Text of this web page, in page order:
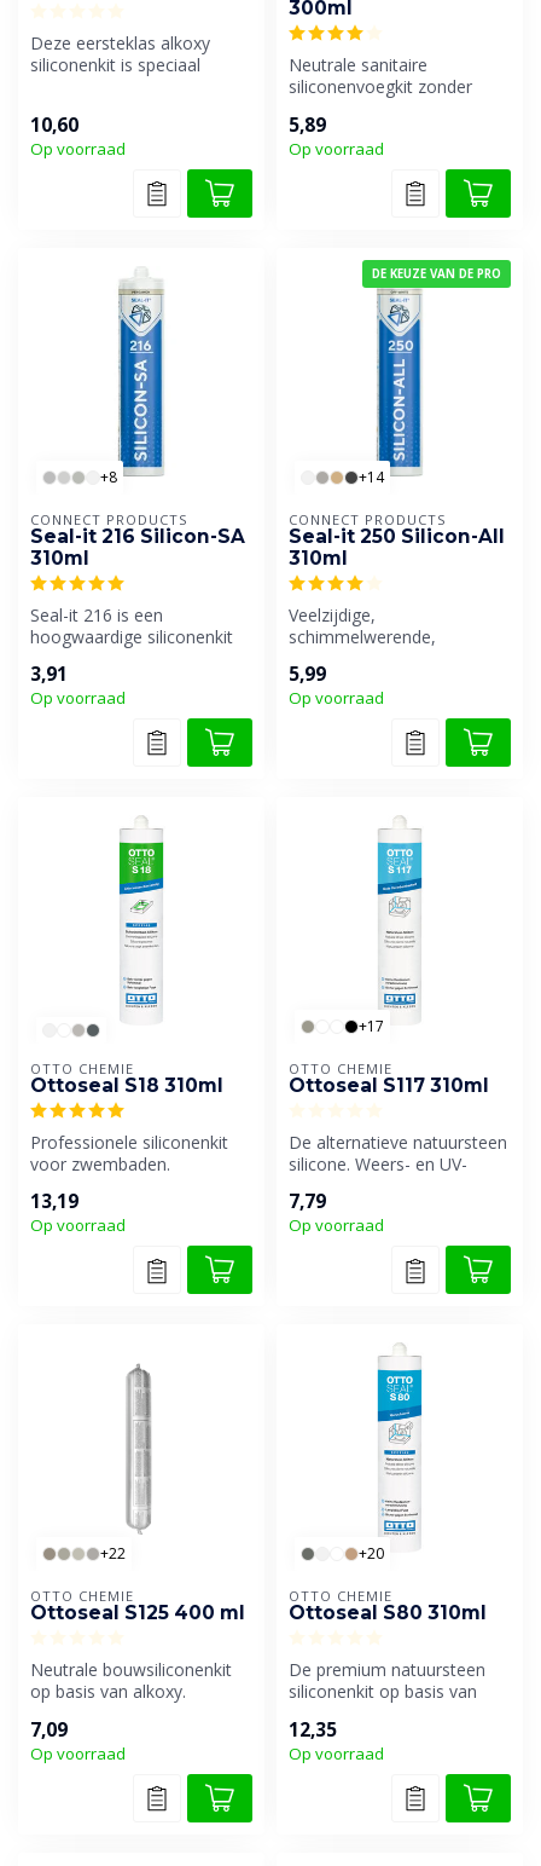
Deze eersteklas alkoxy
siliconenkit is speciaal
10,60
Op voorraad
300ml
Neutrale sanitaire
siliconenvoegkit zonder
en uiters...
5,89
Op voorraad
+8
CONNECT PRODUCTS
Seal-it 216 Silicon-SA
310ml
Seal-it 216 is een
hoogwaardige siliconenkit
schimmelwere...
3,91
Op voorraad
DE KEUZE VAN DE PRO
+14
CONNECT PRODUCTS
Seal-it 250 Silicon-All
310ml
Veelzijdige,
schimmelwerende,
uithardende siliconenki...
5,99
Op voorraad
OTTO CHEMIE
Ottoseal S18 310ml
Professionele siliconenkit
voor zwembaden.
13,19
Op voorraad
+17
OTTO CHEMIE
Ottoseal S117 310ml
De alternatieve natuursteen
silicone. Weers- en UV-
kwalitei...
7,79
Op voorraad
+22
OTTO CHEMIE
Ottoseal S125 400 ml
Neutrale bouwsiliconenkit
op basis van alkoxy.
verwerkbaar...
7,09
Op voorraad
+20
OTTO CHEMIE
Ottoseal S80 310ml
De premium natuursteen
siliconenkit op basis van
vervui...
12,35
Op voorraad